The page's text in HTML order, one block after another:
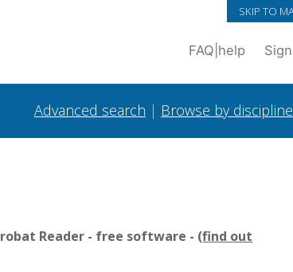
SKIP TO
FAQ help
Advanced search | Browse by discipline
Reader - free software - (find out